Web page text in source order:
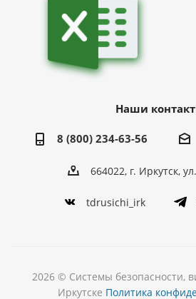
Наши
8 (800) 234-63-56
664022, г. Иркутск,
tdrusichi_irk
2026 © Системы безопасности,
Иркутске Политика